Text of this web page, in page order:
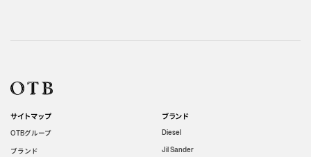
サイトマップ
OTBグループ
ブランド
ブランド
Diesel
Jil Sander